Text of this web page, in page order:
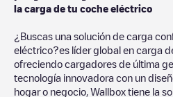
la carga de tu coche eléctrico
¿Buscas una solución de carga
eléctrico?es líder global en carga
ofreciendo cargadores de última
tecnología innovadora con un
hogar o negocio, Wallbox tiene la